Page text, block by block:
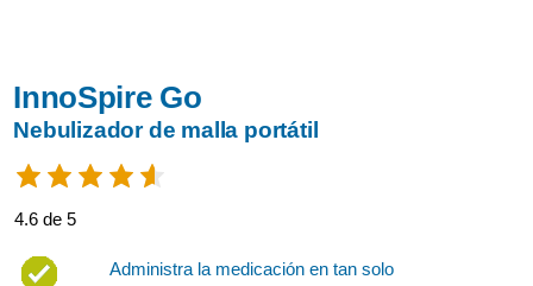
InnoSpire Go
Nebulizador de malla portátil
4.6 de 5
Administra la medicación en tan solo